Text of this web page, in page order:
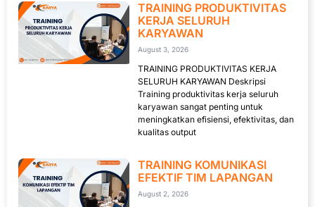
TRAINING PRODUKTIVITAS
KERJA SELURUH
KARYAWAN
August 3, 2026
TRAINING PRODUKTIVITAS KERJA
SELURUH KARYAWAN Deskripsi
Training produktivitas kerja seluruh
karyawan sangat penting untuk
meningkatkan efisiensi, efektivitas, dan
kualitas output
TRAINING KOMUNIKASI
EFEKTIF TIM LAPANGAN
August 2, 2026